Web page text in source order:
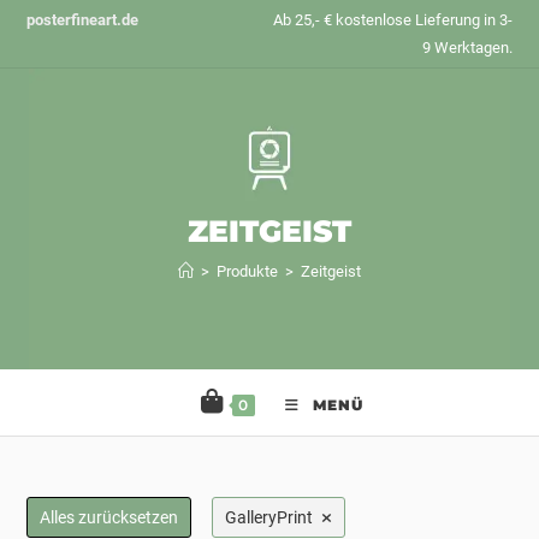
Zumposterfineart.de
Ab 25,- € kostenlose Lieferung in 3-
9 Werktagen.
ZEITGEIST
> Produkte > Zeitgeist
0 MENÜ
Alles zurücksetzen GalleryPrint ×